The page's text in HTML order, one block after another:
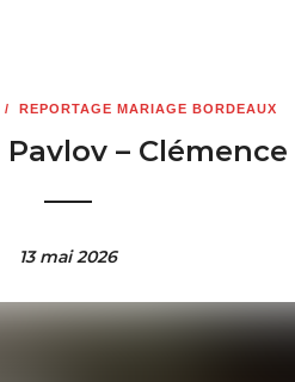
/ REPORTAGE MARIAGE BORDEAUX
–
13 mai 2026